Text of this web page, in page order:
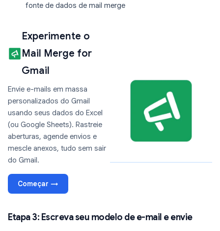
fonte de dados de mail merge
Experimente o
Mail Merge for
Gmail
Envie e-mails em massa
personalizados do Gmail
usando seus dados do Excel
(ou Google Sheets). Rastreie
aberturas, agende envios e
mescle anexos, tudo sem sair
do Gmail.
Começar →
Etapa 3: Escreva seu modelo de e-mail e envie